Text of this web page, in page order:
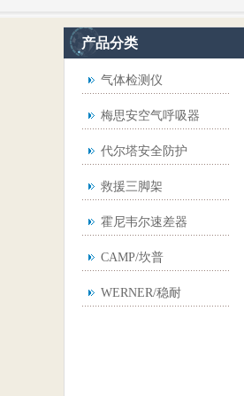
产品分类
气体检测仪
梅思安空气呼吸器
代尔塔安全防护
救援三脚架
霍尼韦尔速差器
CAMP/坎普
WERNER/稳耐